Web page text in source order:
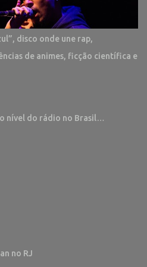
disco onde une rap,
de animes, ficção científica e
nível do rádio no Brasil…
no RJ